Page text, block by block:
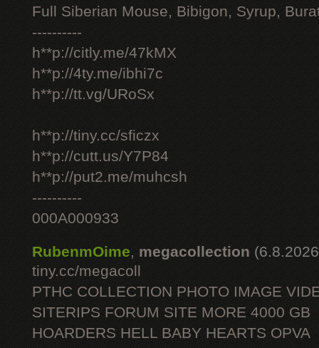
Full Siberian Mouse, Bibigon, Syrup,
----------
h**p://citly.me/47kMX
h**p://4ty.me/ibhi7c
h**p://tt.vg/URoSx
h**p://tiny.cc/sficzx
h**p://cutt.us/Y7P84
h**p://put2.me/muhcsh
----------
000A000933
RubenmOime, megacollection
tiny.cc/megacoll
PTHC COLLECTION PHOTO IMAGE
SITERIPS FORUM SITE MORE 4000 GB
HOARDERS HELL BABY HEARTS OPVA